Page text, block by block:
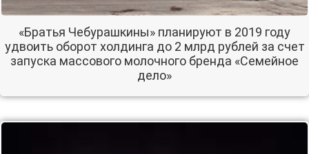
«Братья Чебурашкины» планируют в 2019 году
удвоить оборот холдинга до 2 млрд рублей за счет
запуска массового молочного бренда «Семейное
дело»